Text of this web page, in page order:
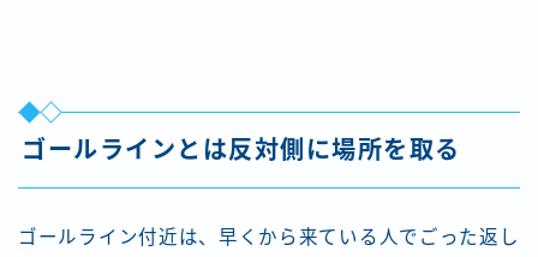
ゴールラインとは反対側に場所を取る
ゴールライン付近は、早くから来ている人でごった返し